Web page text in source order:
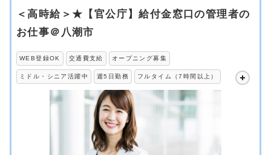
＜高時給＞★【官公庁】給付金窓口の管理者の
お仕事＠八潮市
WEB登録OK 交通費支給 オープニング募集
ミドル・シニア活躍中 週5日勤務 フルタイム（7時間以上）